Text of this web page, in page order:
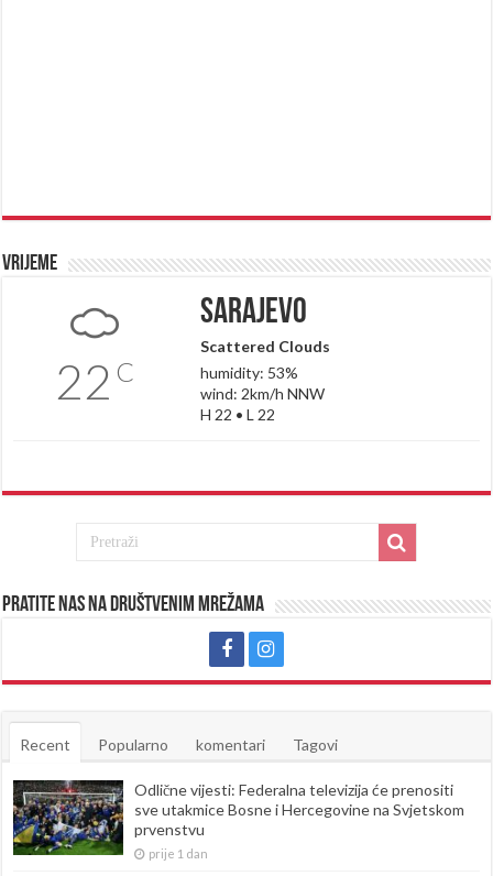
Vrijeme
22 C
Sarajevo
Scattered Clouds
humidity: 53%
wind: 2km/h NNW
H 22 • L 22
Pratite nas na društvenim mrežama
Recent Popularno komentari Tagovi
Odlične vijesti: Federalna televizija će prenositi
sve utakmice Bosne i Hercegovine na Svjetskom
prvenstvu
prije 1 dan